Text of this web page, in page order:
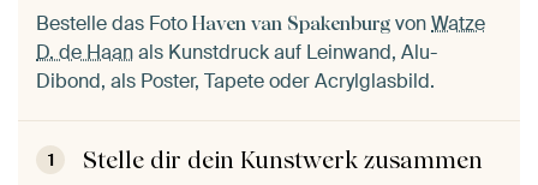
Bestelle das Foto Haven van Spakenburg vonWatze
D. de Haanals Kunstdruck auf Leinwand, Alu-
Dibond, als Poster, Tapete oder Acrylglasbild.
1 Stelle dir dein Kunstwerk zusammen